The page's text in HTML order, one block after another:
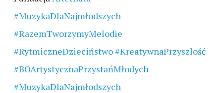
#MuzykaDlaNajmłodszych
#RazemTworzymyMelodie
#RytmiczneDzieciństwo#KreatywnaPrzyszłość
#BOArtystycznaPrzystańMłodych
#MuzykaDlaNajmłodszych